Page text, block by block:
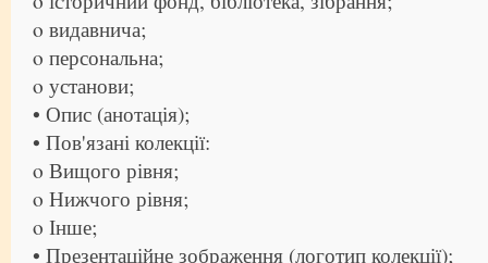
o видавнича;
o персональна;
o установи;
• Опис (анотація);
• Пов'язані колекції:
o Вищого рівня;
o Нижчого рівня;
o Інше;
• Презентаційне зображення (логотип колекції);